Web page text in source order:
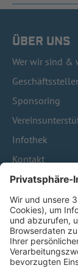
ÜBER UNS
Wer wir sind &
Sponsoring
Infothek
Kontakt
HÄUFIG
Pässe und